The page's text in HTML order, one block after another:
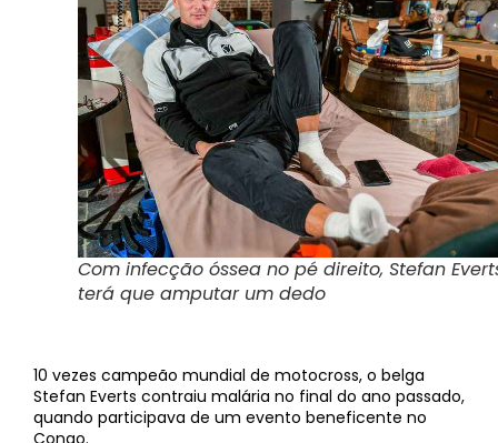
Com infecção óssea no pé direito, Stefan
terá que amputar um dedo
10 vezes campeão mundial de motocross, o belga
Stefan Everts contraiu malária no final do ano passado,
quando participava de um evento beneficente no